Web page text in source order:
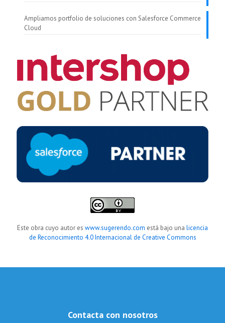
Ampliamos portfolio de soluciones con Salesforce Commerce
Cloud
Este obra cuyo autor es www.sugerendo.com está bajo una licencia
de Reconocimiento 4.0 Internacional de Creative Commons
Contacta con nosotros